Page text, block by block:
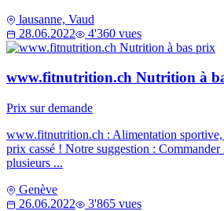
lausanne, Vaud
28.06.2022
4'360 vues
www.fitnutrition.ch Nutrition à
Prix sur demande
www.fitnutrition.ch : Alimentation sportive,
prix cassé ! Notre suggestion :
plusieurs ...
Genève
26.06.2022
3'865 vues